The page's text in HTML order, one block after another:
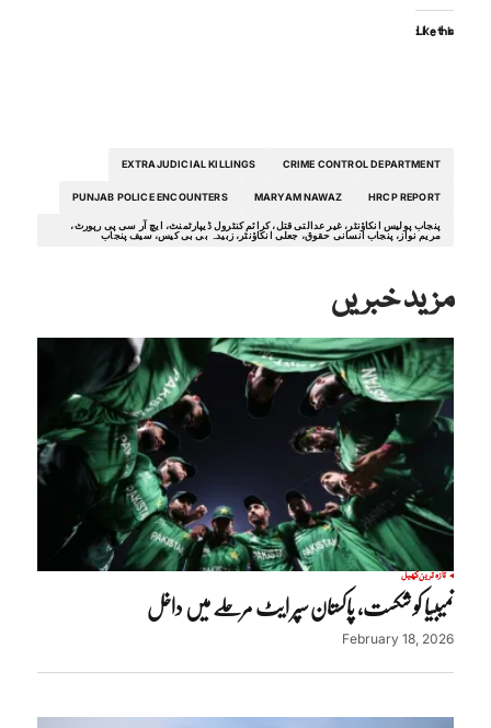
Like this:
CRIME CONTROL DEPARTMENT
EXTRAJUDICIAL KILLINGS
HRCP REPORT
MARYAM NAWAZ
PUNJAB POLICE ENCOUNTERS
پنجاب پولیس انکاؤنٹر، غیر عدالتی قتل، کرائم کنٹرول ڈیپارٹمنٹ، ایچ آر سی پی رپورٹ،
مریم نواز، پنجاب انسانی حقوق، جعلی انکاؤنٹر، زبیدہ بی بی کیس، سیف پنجاب
مزید خبریں
تازہ ترینکھیل
نمیبیا کو شکست، پاکستان سپر ایٹ مرحلے میں داخل
February 18, 2026